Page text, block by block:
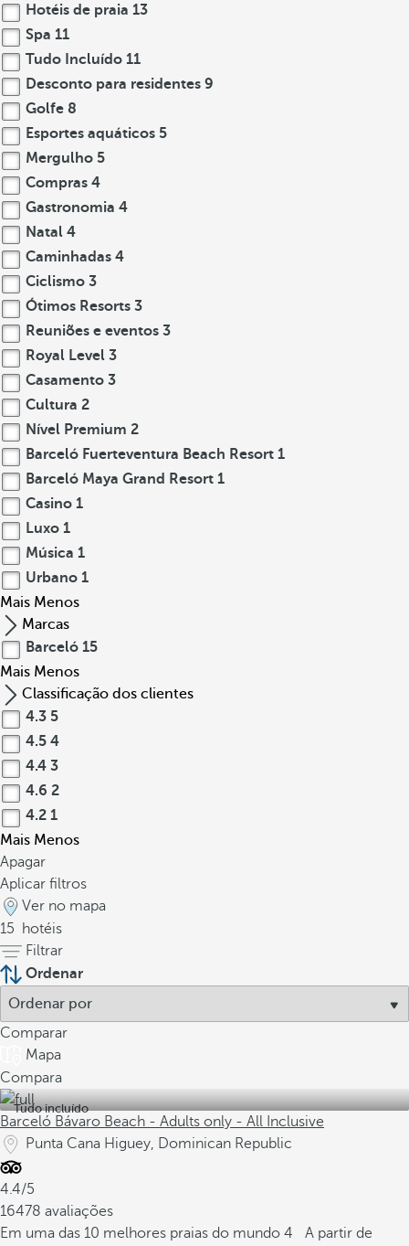
Hotéis de praia 13
Spa 11
Tudo Incluído 11
Desconto para residentes 9
Golfe 8
Esportes aquáticos 5
Mergulho 5
Compras 4
Gastronomia 4
Natal 4
Caminhadas 4
Ciclismo 3
Ótimos Resorts 3
Reuniões e eventos 3
Royal Level 3
Casamento 3
Cultura 2
Nível Premium 2
Barceló Fuerteventura Beach Resort 1
Barceló Maya Grand Resort 1
Casino 1
Luxo 1
Música 1
Urbano 1
Mais Menos
Marcas
Barceló 15
Mais Menos
Classificação dos clientes
4.3 5
4.5 4
4.4 3
4.6 2
4.2 1
Mais Menos
Apagar
Aplicar filtros
Ver no mapa
15
hotéis
Filtrar
Ordenar
Comparar
Mapa
Compara
Tudo incluído
Barceló Bávaro Beach - Adults only - All Inclusive
Punta Cana Higuey, Dominican Republic
4.4/5
16478 avaliações
Em uma das 10 melhores praias do mundo 4
A partir de